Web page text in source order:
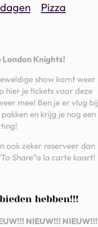
Pizza
London Knights!
show komt weer
hier je tickets voor deze
mee! Ben je er vlug bij
en krijg je nog een
ook zeker reserveer dan
Share”a la carte kaart!
hebben!!!
NIEUW!!! NIEUW!!!